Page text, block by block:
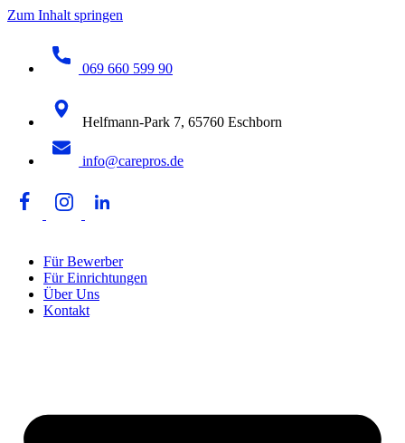
Zum Inhalt springen
069 660 599 90
Helfmann-Park 7, 65760 Eschborn
info@carepros.de
Für Bewerber
Für Einrichtungen
Über Uns
Kontakt